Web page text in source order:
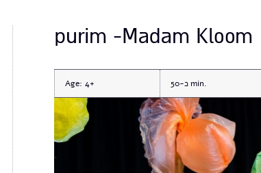
purim -Madam Kloom
Age: 4+ כ-50